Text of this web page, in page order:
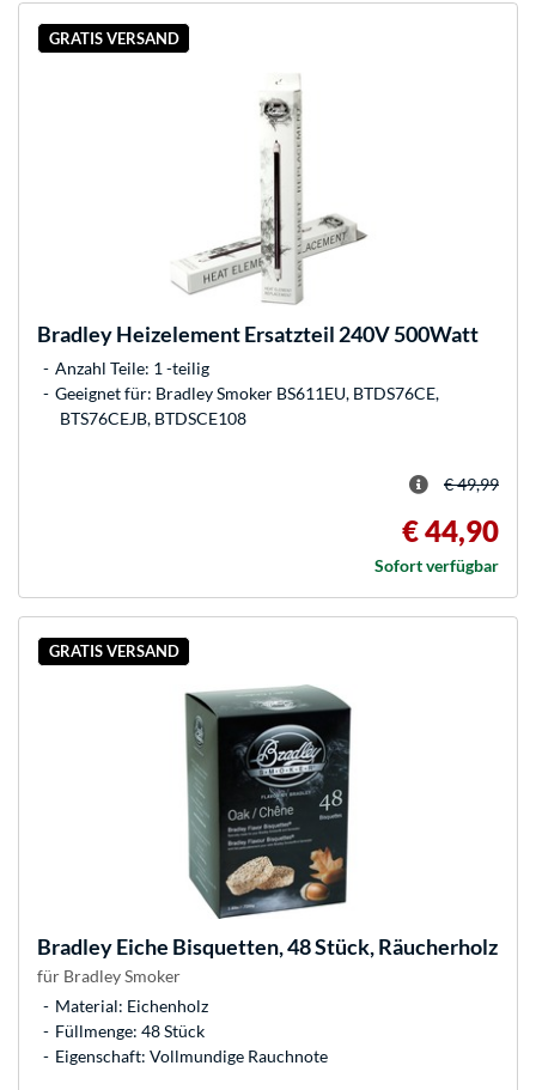
GRATIS VERSAND
BradleyHeizelement Ersatzteil 240V 500Watt
Anzahl Teile: 1 -teilig
Geeignet für: Bradley Smoker BS611EU, BTDS76CE,
BTS76CEJB, BTDSCE108
€ 49,99
€ 44,90
Sofort verfügbar
GRATIS VERSAND
BradleyEiche Bisquetten, 48 Stück, Räucherholz
für Bradley Smoker
Material: Eichenholz
Füllmenge: 48 Stück
Eigenschaft: Vollmundige Rauchnote